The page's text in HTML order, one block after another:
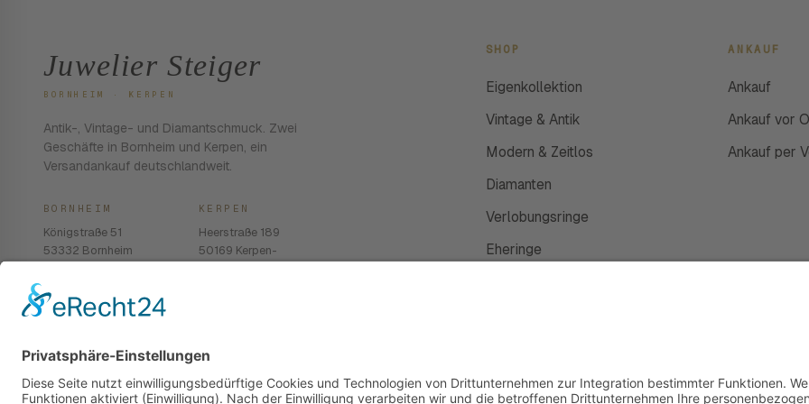
Juwelier Steiger
BORNHEIM · KERPEN
Antik-, Vintage- und Diamantschmuck. Zwei
Geschäfte in Bornheim und Kerpen, ein
Versandankauf deutschlandweit.
BORNHEIM
Königstraße 51
53332 Bornheim
KERPEN
Heerstraße 189
50169 Kerpen-
SHOP
Eigenkollektion
Vintage & Antik
Modern & Zeitlos
Diamanten
Verlobungsringe
Eheringe
ANKAUF
Ankauf
Ankauf vor
Ankauf per